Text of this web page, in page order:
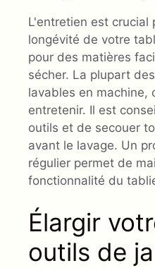
L'entretien est crucial
longévité de votre
pour des matières
sécher. La plupart
lavables en machine,
entretenir. Il est
outils et de secouer
avant le lavage. Un
régulier permet de
fonctionnalité du
Élargir
outils de